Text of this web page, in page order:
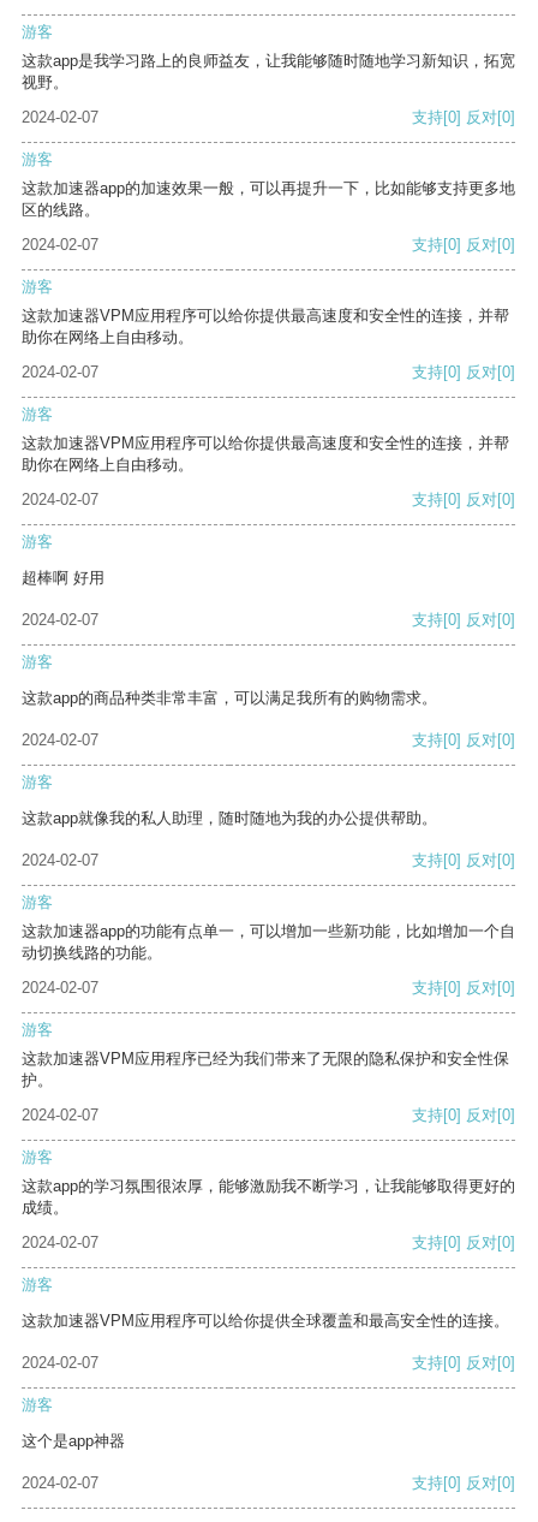
游客
这款app是我学习路上的良师益友，让我能够随时随地学习新知识，拓宽
视野。
2024-02-07
支持[0] 反对[0]
游客
这款加速器app的加速效果一般，可以再提升一下，比如能够支持更多地
区的线路。
2024-02-07
支持[0] 反对[0]
游客
这款加速器VPM应用程序可以给你提供最高速度和安全性的连接，并帮
助你在网络上自由移动。
2024-02-07
支持[0] 反对[0]
游客
这款加速器VPM应用程序可以给你提供最高速度和安全性的连接，并帮
助你在网络上自由移动。
2024-02-07
支持[0] 反对[0]
游客
超棒啊 好用
2024-02-07 支持[0] 反对[0]
游客
这款app的商品种类非常丰富，可以满足我所有的购物需求。
2024-02-07 支持[0] 反对[0]
游客
这款app就像我的私人助理，随时随地为我的办公提供帮助。
2024-02-07 支持[0] 反对[0]
游客
这款加速器app的功能有点单一，可以增加一些新功能，比如增加一个自
动切换线路的功能。
2024-02-07
支持[0] 反对[0]
游客
这款加速器VPM应用程序已经为我们带来了无限的隐私保护和安全性保
护。
2024-02-07
支持[0] 反对[0]
游客
这款app的学习氛围很浓厚，能够激励我不断学习，让我能够取得更好的
成绩。
2024-02-07
支持[0] 反对[0]
游客
这款加速器VPM应用程序可以给你提供全球覆盖和最高安全性的连接。
2024-02-07 支持[0] 反对[0]
游客
这个是app神器
2024-02-07 支持[0] 反对[0]